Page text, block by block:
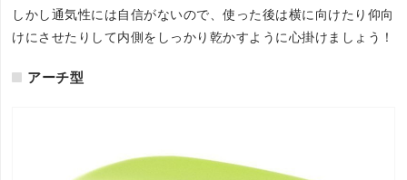
しかし通気性には自信がないので、使った後は横に向けたり仰向
けにさせたりして内側をしっかり乾かすように心掛けましょう！
アーチ型